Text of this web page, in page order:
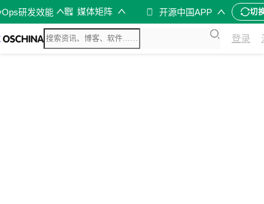
研发效能 媒体矩阵 开源中国APP 切
登录